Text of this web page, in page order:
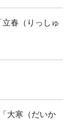
春（りっしゅ
大寒（だいか